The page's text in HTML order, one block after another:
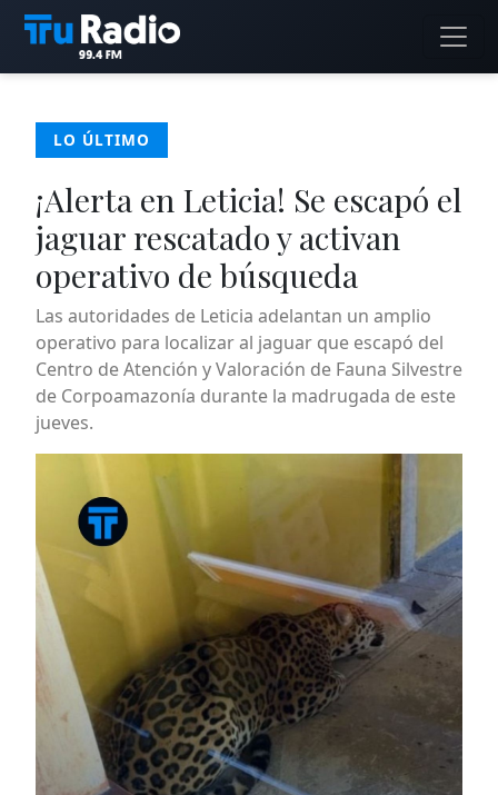
LO ÚLTIMO
¡Alerta en Leticia! Se escapó el
jaguar rescatado y activan
operativo de búsqueda
Las autoridades de Leticia adelantan un amplio
operativo para localizar al jaguar que escapó del
Centro de Atención y Valoración de Fauna Silvestre
de Corpoamazonía durante la madrugada de este
jueves.